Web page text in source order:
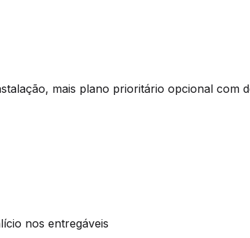
mais plano prioritário opcional com
nos entregáveis